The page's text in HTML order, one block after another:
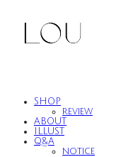
SHOP
review
ABOUT
ILLUST
Q&A
notice